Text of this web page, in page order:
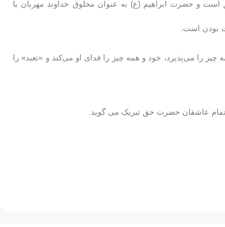
است و حضرت ابراهیم (ع) به عنوان مخلوق خداوند مهربان با
بودن است.
را می‌پذیرد، خود و همه چیز را فدای او می‌کند و «تعبد» را
عاشقان حضرت حق تبریک می گوید.